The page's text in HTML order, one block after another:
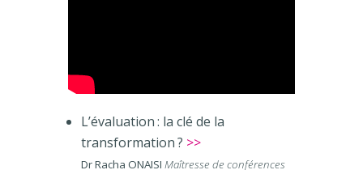
L’évaluation : la clé de la
transformation ? >>
Dr Racha ONAISI Maîtresse de conférences